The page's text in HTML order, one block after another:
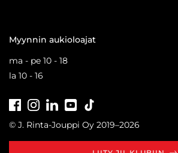
Myynnin aukioloajat
ma - pe 10 - 18
la 10 - 16
FacebookInstagramLinkedInYoutube
© J. Rinta-Jouppi Oy 2019–2026